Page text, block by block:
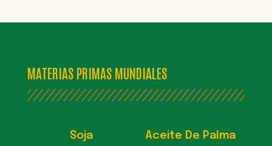
MATERIAS PRIMAS MUNDIALES
Soja Aceite De Palma